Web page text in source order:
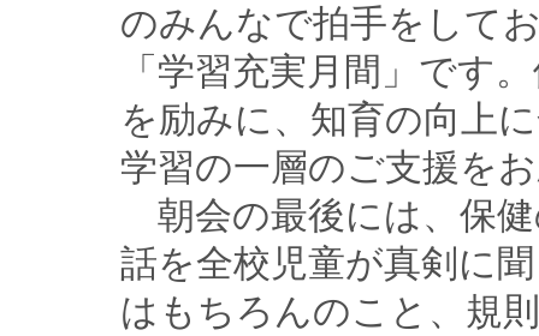
のみんなで拍手をして
「学習充実月間」です
を励みに、知育の向上
学習の一層のご支援を
朝会の最後には、保
話を全校児童が真剣に
はもちろんのこと、規